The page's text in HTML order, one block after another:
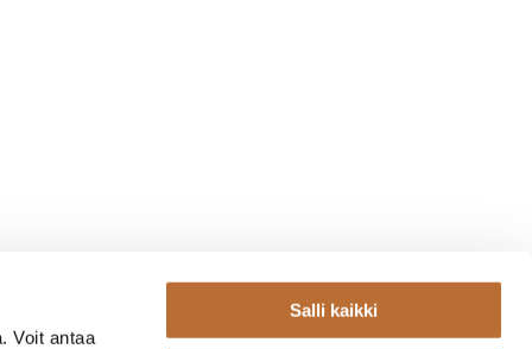
Voit antaa
Salli kaikki